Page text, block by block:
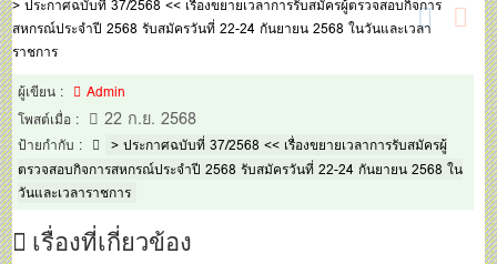
> ประกาศฉบับที่ 37/2568 << เรื่องขยายเวลาการรับสมัครผู้ตรวจสอบกิจการ
สหกรณ์ประจำปี 2568 รับสมัครวันที่ 22-24 กันยายน 2568 ในวันและเวลา
ราชการ
ผู้เขียน :
Admin
โพสต์เมื่อ :
22 ก.ย. 2568
ป้ายกำกับ :
> ประกาศฉบับที่ 37/2568 << เรื่องขยายเวลาการรับสมัครผู้
ตรวจสอบกิจการสหกรณ์ประจำปี 2568 รับสมัครวันที่ 22-24 กันยายน 2568 ใน
วันและเวลาราชการ
เรื่องที่เกี่ยวข้อง